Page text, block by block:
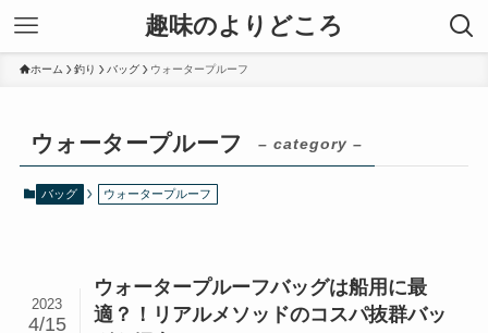
趣味のよりどころ
ホーム 釣り バッグ ウォータープルーフ
ウォータープルーフ – category –
バッグ ウォータープルーフ
ウォータープルーフバッグは船用に最
適？！リアルメソッドのコスパ抜群バッ
2023
4/15